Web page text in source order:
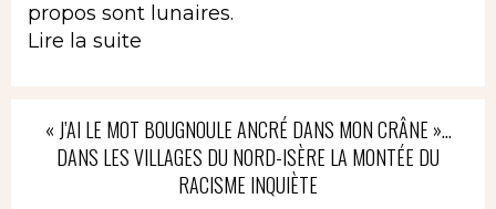
propos sont lunaires.
Lire la suite
« J’AI LE MOT BOUGNOULE ANCRÉ DANS MON CRÂNE »…
DANS LES VILLAGES DU NORD-ISÈRE LA MONTÉE DU
RACISME INQUIÈTE